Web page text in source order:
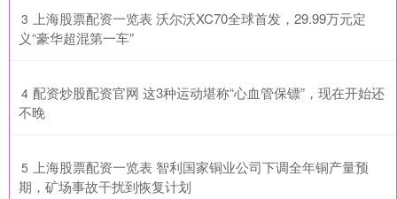
3 ​上海股票配资一览表 沃尔沃XC70全球首发，29.99万元定
义“豪华超混第一车”
4 ​配资炒股配资官网 这3种运动堪称“心血管保镖”，现在开始还
不晚
5 ​上海股票配资一览表 智利国家铜业公司下调全年铜产量预
期，矿场事故干扰到恢复计划